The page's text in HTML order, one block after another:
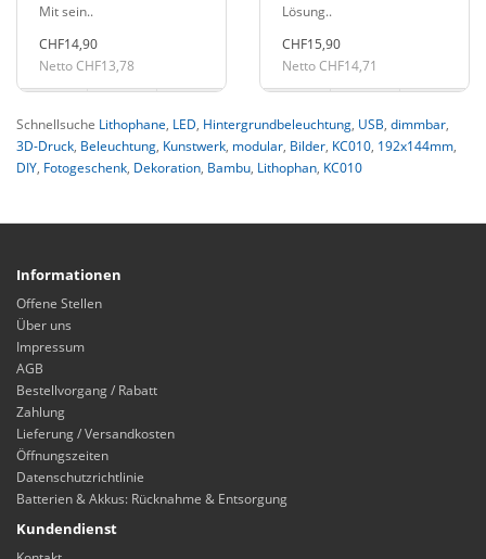
Mit sein..
CHF14,90
Netto CHF13,78
Lösung..
CHF15,90
Netto CHF14,71
Schnellsuche Lithophane, LED, Hintergrundbeleuchtung, USB, dimmbar,
3D-Druck, Beleuchtung, Kunstwerk, modular, Bilder, KC010, 192x144mm,
DIY, Fotogeschenk, Dekoration, Bambu, Lithophan, KC010
Informationen
Offene Stellen
Über uns
Impressum
AGB
Bestellvorgang / Rabatt
Zahlung
Lieferung / Versandkosten
Öffnungszeiten
Datenschutzrichtlinie
Batterien & Akkus: Rücknahme & Entsorgung
Kundendienst